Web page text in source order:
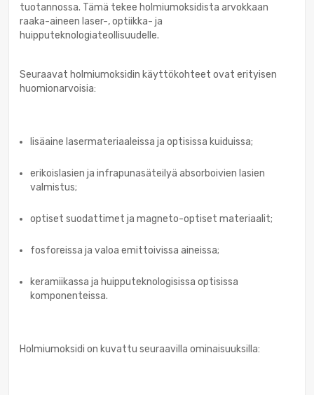
tuotannossa. Tämä tekee holmiumoksidista arvokkaan
raaka-aineen laser-, optiikka- ja
huipputeknologiateollisuudelle.
Seuraavat holmiumoksidin käyttökohteet ovat erityisen
huomionarvoisia:
lisäaine lasermateriaaleissa ja optisissa kuiduissa;
erikoislasien ja infrapunasäteilyä absorboivien lasien
valmistus;
optiset suodattimet ja magneto-optiset materiaalit;
fosforeissa ja valoa emittoivissa aineissa;
keramiikassa ja huipputeknologisissa optisissa
komponenteissa.
Holmiumoksidi on kuvattu seuraavilla ominaisuuksilla: